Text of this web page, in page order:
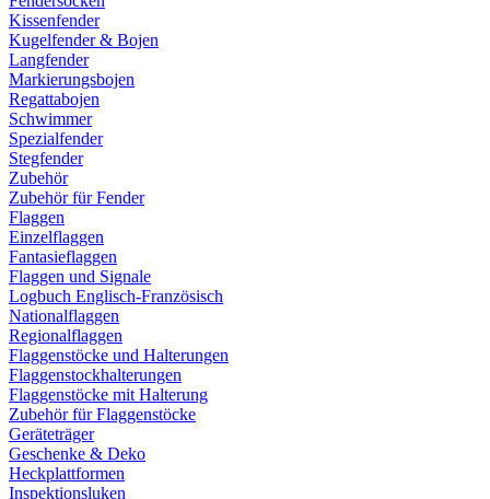
Kissenfender
Kugelfender & Bojen
Langfender
Markierungsbojen
Regattabojen
Schwimmer
Spezialfender
Stegfender
Zubehör
Zubehör für Fender
Flaggen
Einzelflaggen
Fantasieflaggen
Flaggen und Signale
Logbuch Englisch-Französisch
Nationalflaggen
Regionalflaggen
Flaggenstöcke und Halterungen
Flaggenstockhalterungen
Flaggenstöcke mit Halterung
Zubehör für Flaggenstöcke
Geräteträger
Geschenke & Deko
Heckplattformen
Inspektionsluken